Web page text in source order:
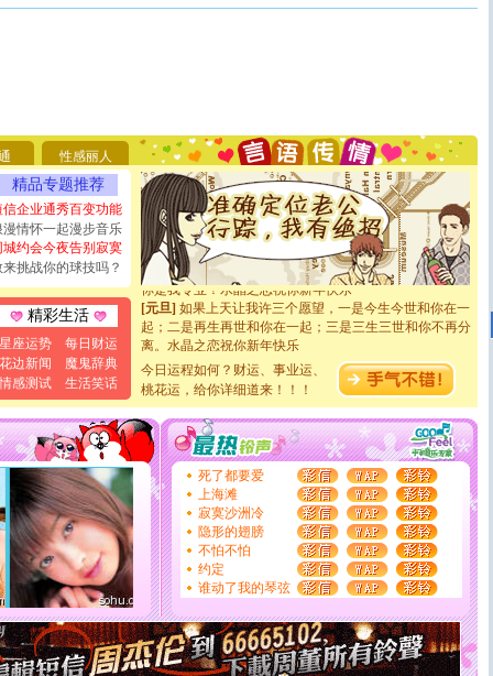
性感丽人
精品专题推荐
信企业通秀百变功能
漫情怀一起漫步音乐
城约会今夜告别寂寞
来挑战你的球技吗？
精彩生活
座运势
每日财运
边新闻
魔鬼辞典
感测试
生活笑话
[圣诞节] 不只这样的日子才会想起你,而是这样的日子才
能正大光明地骚扰你,告诉你,圣诞要快乐!新年要快乐!天
天都要快乐噢!
[圣诞节]奉上一颗祝福的心,在这个特别的日子里,愿幸福,
如意,快乐,鲜花,一切美好的祝愿与你同在.圣诞快乐!
[元旦]看到你我会触电；看不到你我要充电；没有你我会
断电。爱你是我职业，想你是我事业，抱你是我特长，吻
你是我专业！水晶之恋祝你新年快乐
[元旦]如果上天让我许三个愿望，一是今生今世和你在一
起；二是再生再世和你在一起；三是三生三世和你不再分
离。水晶之恋祝你新年快乐
[元旦] 当我狠下心扭头离去那一刻，你在我身后无助地哭
泣，这痛楚让我明白我多么爱你。我转身抱住你：这猪不
卖了。水晶之恋祝你新年快乐。
[春节]风柔雨润好月圆，半岛铁盒伴身边，每日尽显开心
颜！冬去春来似水如烟，劳碌人生需尽欢！听一曲轻歌，
道一声平安！新年吉祥万事如愿
[春节] 传说薰衣草有四片叶子：第一片叶子是信仰，第二
片叶子是希望，第三片叶子是爱情，第四片叶子是幸运。
送你一棵薰衣草，愿你新年快乐！
[圣诞节]
圣诞节到了，想想没什么送给你的，又不打算给
你太多，只有给你五千万：千万快乐！千万要健康！千万
要平安！千万要知足！千万不要忘记我！
[圣诞节]
不只这样的日子才会想起你,而是这样的日子才
能正大光明地骚扰你,告诉你,圣诞要快乐!新年要快乐!天
天都要快乐噢!
[圣诞节]奉上一颗祝福的心,在这个特别的日子里,愿幸福,
如意,快乐,鲜花,一切美好的祝愿与你同在.圣诞快乐!
今日运程如何？财运、事业运、
桃花运，给你详细道来！！！
死了都要爱
上海滩
寂寞沙洲冷
隐形的翅膀
不怕不怕
约定
谁动了我的琴弦